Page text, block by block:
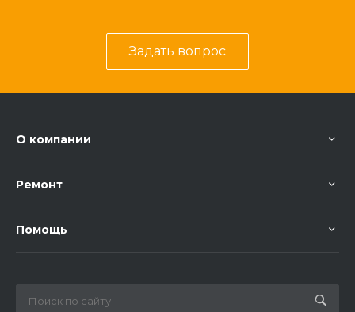
Задать вопрос
О компании
Ремонт
Помощь